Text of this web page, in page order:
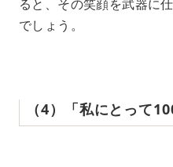
ると、その笑顔を武器に
でしょう。
（‌4‌）‌「私にとって